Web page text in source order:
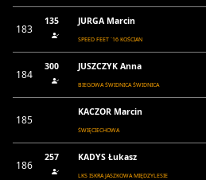
183
135 JURGA Marcin
SPEED FEET `16 KOŚCIAN
184
300 JUSZCZYK Anna
BIEGOWA ŚWIDNICA ŚWIDNICA
185
KACZOR Marcin
ŚWIĘCIECHOWA
186
257 KADYS Łukasz
LKS ISKRA JASZKOWA MIĘDZYLESIE